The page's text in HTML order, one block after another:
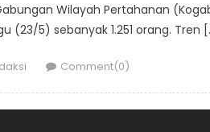
Wilayah Pertahanan
(23/5) sebanyak 1.251 orang. Tren
Comment(0)